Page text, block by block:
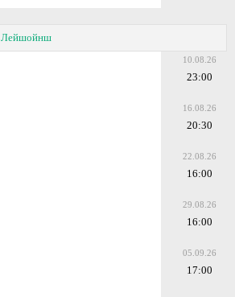
Лейшойнш
10.08.26
23:00
16.08.26
20:30
22.08.26
16:00
29.08.26
16:00
05.09.26
17:00